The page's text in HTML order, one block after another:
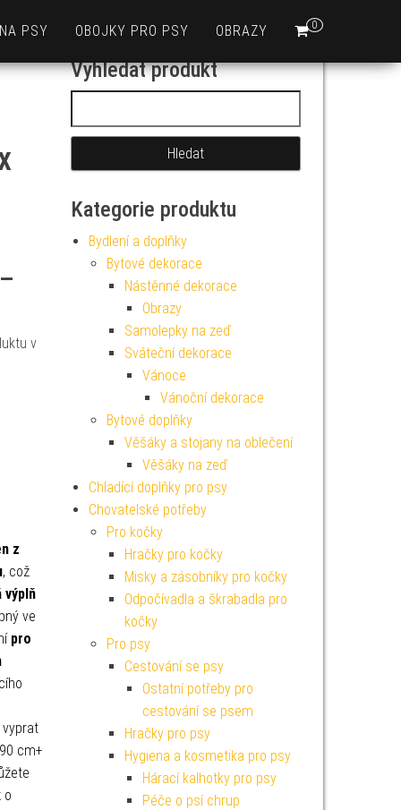
0
PSY OBOJKY PRO PSY OBRAZY
v
z
, což
výplň
ve
pro
cm+
o
Vyhledat produkt
Kategorie produktu
Bydlení a doplňky
Bytové dekorace
Nástěnné dekorace
Obrazy
Samolepky na zeď
Sváteční dekorace
Vánoce
Vánoční dekorace
Bytové doplňky
Věšáky a stojany na oblečení
Věšáky na zeď
Chladící doplňky pro psy
Chovatelské potřeby
Pro kočky
Hračky pro kočky
Misky a zásobníky pro kočky
Odpočívadla a škrabadla pro
kočky
Pro psy
Cestování se psy
Ostatní potřeby pro
cestování se psem
Hračky pro psy
Hygiena a kosmetika pro psy
Hárací kalhotky pro psy
Péče o psí chrup